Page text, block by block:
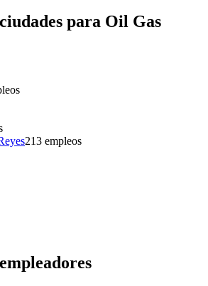
para Oil Gas
213 empleos